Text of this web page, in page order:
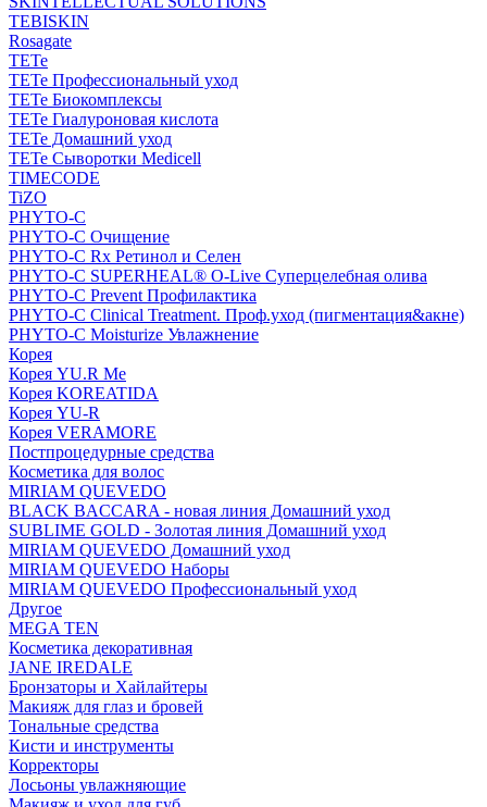
TEBISKIN
Rosagate
TETe
TETe Профессиональный уход
TETe Биокомплексы
TETe Гиалуроновая кислота
TETe Домашний уход
TETe Сыворотки Medicell
TIMECODE
TiZO
PHYTO-C
PHYTO-C Очищение
PHYTO-C Rx Ретинол и Селен
PHYTO-C SUPERHEAL® O-Live Суперцелебная олива
PHYTO-C Prevent Профилактика
PHYTO-C Clinical Treatment. Проф.уход (пигментация&акне)
PHYTO-C Moisturize Увлажнение
Корея
Корея YU.R Me
Корея KOREATIDA
Корея YU-R
Корея VERAMORE
Постпроцедурные средства
Косметика для волос
MIRIAM QUEVEDO
BLACK BACCARA - новая линия Домашний уход
SUBLIME GOLD - Золотая линия Домашний уход
MIRIAM QUEVEDO Домашний уход
MIRIAM QUEVEDO Наборы
MIRIAM QUEVEDO Профессиональный уход
Другое
MEGA TEN
Косметика декоративная
JANE IREDALE
Бронзаторы и Хайлайтеры
Макияж для глаз и бровей
Тональные средства
Кисти и инструменты
Корректоры
Лосьоны увлажняющие